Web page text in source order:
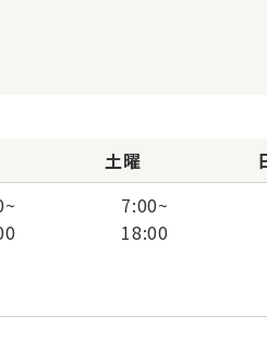
~
土曜
7:00~
18:00